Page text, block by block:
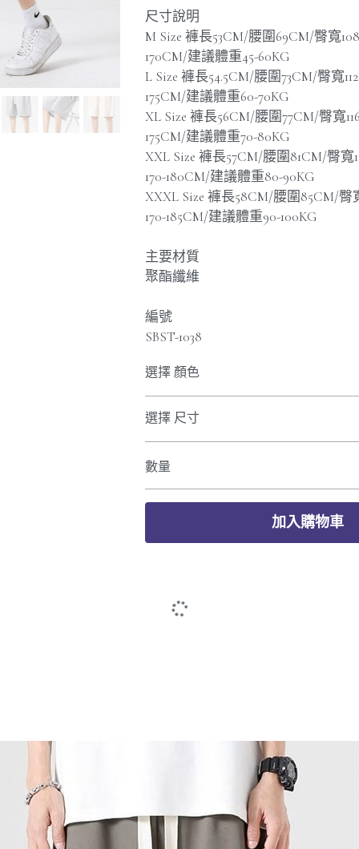
尺寸說明
M Size 褲長53CM/腰圍69CM/臀寬
170CM/建議體重45-60KG
L Size 褲長54.5CM/腰圍73CM/臀寬
175CM/建議體重60-70KG
XL Size 褲長56CM/腰圍77CM/臀寬
175CM/建議體重70-80KG
XXL Size 褲長57CM/腰圍81CM/臀
170-180CM/建議體重80-90KG
XXXL Size 褲長58CM/腰圍85CM/臀
170-185CM/建議體重90-100KG
主要材質
聚酯纖維
編號
SBST-1038
選擇 顏色
選擇 尺寸
數量
加入購物車